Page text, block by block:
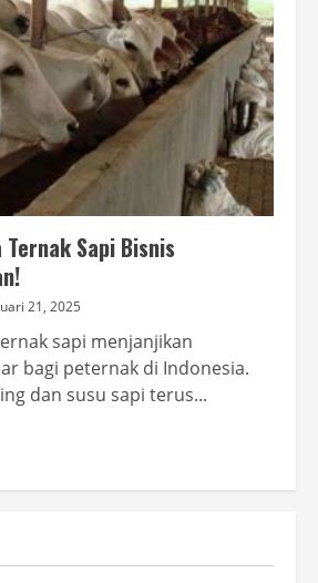
Sapi Bisnis
21, 2025
sapi menjanjikan
bagi peternak di Indonesia.
dan susu sapi terus...